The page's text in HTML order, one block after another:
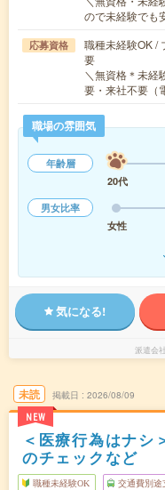
ので未経験で
応募資格
職種未経験OK /
要
＼無資格＊未
要・来社不要
職場の雰囲気
年齢層
20代
男女比率
女性
気になる!
派遣会社
未読
NEW
掲載日 2026/08/09
＜医療行為はナシ
のチェックなど
職種未経験OK 交通費別途